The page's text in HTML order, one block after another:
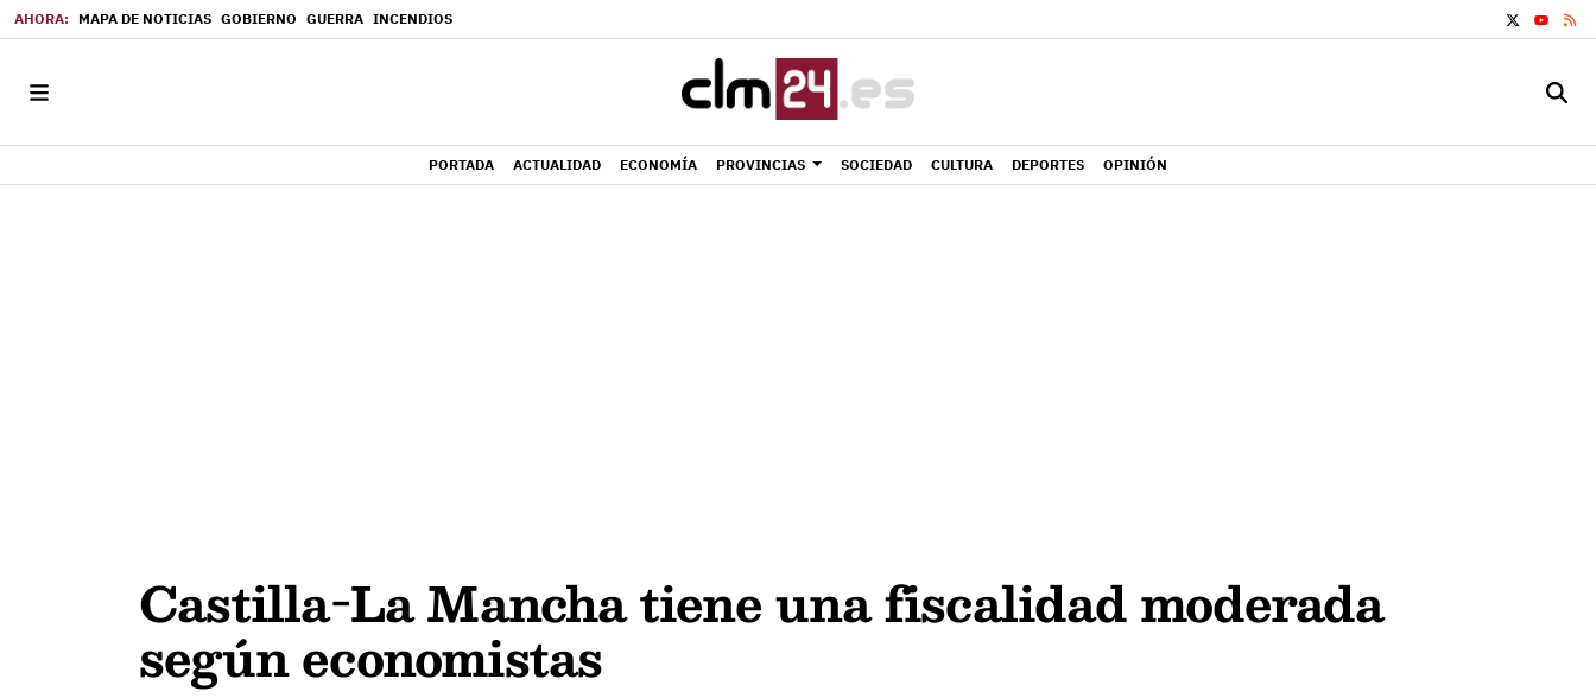
MAPA DE NOTICIAS GOBIERNO GUERRA INCENDIOS
YOUTUBE
PORTADA ACTUALIDAD ECONOMÍA PROVINCIAS SOCIEDAD CULTURA DEPORTES OPINIÓN
Castilla-La Mancha tiene una fiscalidad moderada
según economistas